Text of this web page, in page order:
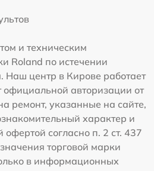
и техническим
Roland по истечении
Наш центр в Кирове работает
официальной авторизации от
ремонт, указанные на сайте,
характер и
согласно п. 2 ст. 437
торговой марки
в информационных